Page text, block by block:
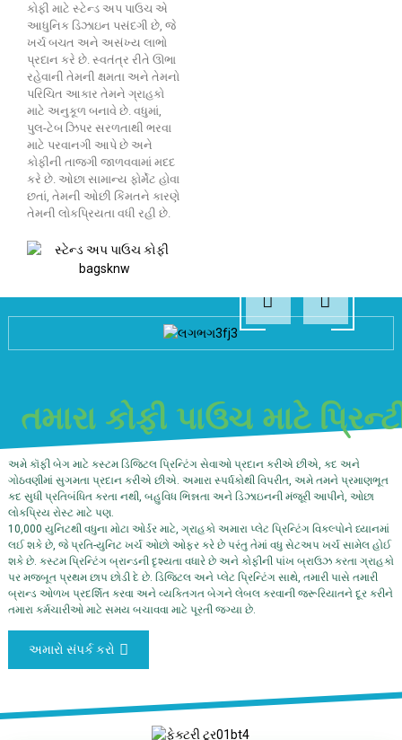
કોફી માટે સ્ટેન્ડ અપ પાઉચ એ
આધુનિક ડિઝાઇન પસંદગી છે, જે
ખર્ચ બચત અને અસંખ્ય લાભો
પ્રદાન કરે છે. સ્વતંત્ર રીતે ઊભા
રહેવાની તેમની ક્ષમતા અને તેમનો
પરિચિત આકાર તેમને ગ્રાહકો
માટે અનુકૂળ બનાવે છે. વધુમાં,
પુલ-ટેબ ઝિપર સરળતાથી ભરવા
માટે પરવાનગી આપે છે અને
કોફીની તાજગી જાળવવામાં મદદ
કરે છે. ઓછા સામાન્ય ફોર્મેટ હોવા
છતાં, તેમની ઓછી કિંમતને કારણે
તેમની લોકપ્રિયતા વધી રહી છે.
તમારા કોફી પાઉચ માટે
અમે કૉફી બેગ માટે કસ્ટમ ડિજિટલ પ્રિન્ટિંગ સેવાઓ પ્રદાન કરીએ છીએ, કદ અને
ગોઠવણીમાં સુગમતા પ્રદાન કરીએ છીએ. અમારા સ્પર્ધકોથી વિપરીત, અમે તમને પ્રમાણભૂત
કદ સુધી પ્રતિબંધિત કરતા નથી, બહુવિધ ભિન્નતા અને ડિઝાઇનની મંજૂરી આપીને, ઓછા
લોકપ્રિય રોસ્ટ માટે પણ.
10,000 યુનિટથી વધુના મોટા ઓર્ડર માટે, ગ્રાહકો અમારા પ્લેટ પ્રિન્ટિંગ વિકલ્પોને ધ્યાનમાં
લઈ શકે છે, જે પ્રતિ-યુનિટ ખર્ચ ઓછો ઓફર કરે છે પરંતુ તેમાં વધુ સેટઅપ ખર્ચ સામેલ હોઈ
શકે છે. કસ્ટમ પ્રિન્ટિંગ બ્રાન્ડની દૃશ્યતા વધારે છે અને કોફીની પાંખ બ્રાઉઝ કરતા ગ્રાહકો
પર મજબૂત પ્રથમ છાપ છોડી દે છે. ડિજિટલ અને પ્લેટ પ્રિન્ટિંગ સાથે, તમારી પાસે તમારી
બ્રાન્ડ ઓળખ પ્રદર્શિત કરવા અને વ્યક્તિગત બેગને લેબલ કરવાની જરૂરિયાતને દૂર કરીને
તમારા કર્મચારીઓ માટે સમય બચાવવા માટે પૂરતી જગ્યા છે.
અમારો સંપર્ક કરો